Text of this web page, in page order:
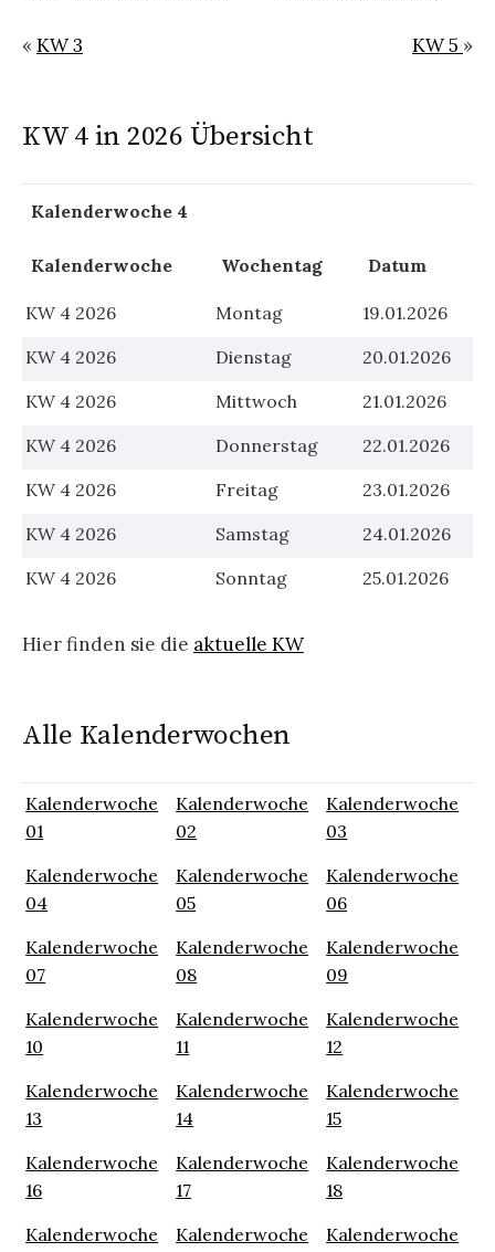
« KW 3 KW 5 »
KW 4 in 2026 Übersicht
Kalenderwoche 4
Kalenderwoche Wochentag Datum
KW 4 2026 Montag
19.01.2026
KW 4 2026
Dienstag
20.01.2026
KW 4 2026
Mittwoch
21.01.2026
KW 4 2026
Donnerstag
22.01.2026
KW 4 2026
Freitag
23.01.2026
KW 4 2026
Samstag
24.01.2026
KW 4 2026
Sonntag 25.01.2026
Hier finden sie die aktuelle KW
Alle Kalenderwochen
Kalenderwoche
01
Kalenderwoche
02
Kalenderwoche
03
Kalenderwoche
04
Kalenderwoche
05
Kalenderwoche
06
Kalenderwoche
07
Kalenderwoche
08
Kalenderwoche
09
Kalenderwoche
10
Kalenderwoche
11
Kalenderwoche
12
Kalenderwoche
13
Kalenderwoche
14
Kalenderwoche
15
Kalenderwoche
16
Kalenderwoche
17
Kalenderwoche
18
Kalenderwoche
Kalenderwoche
Kalenderwoche